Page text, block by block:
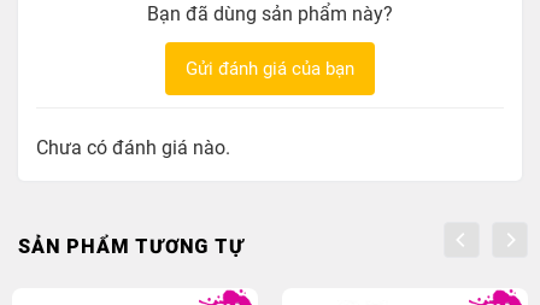
Bạn đã dùng sản phẩm này?
Gửi đánh giá của bạn
Chưa có đánh giá nào.
SẢN PHẨM TƯƠNG TỰ